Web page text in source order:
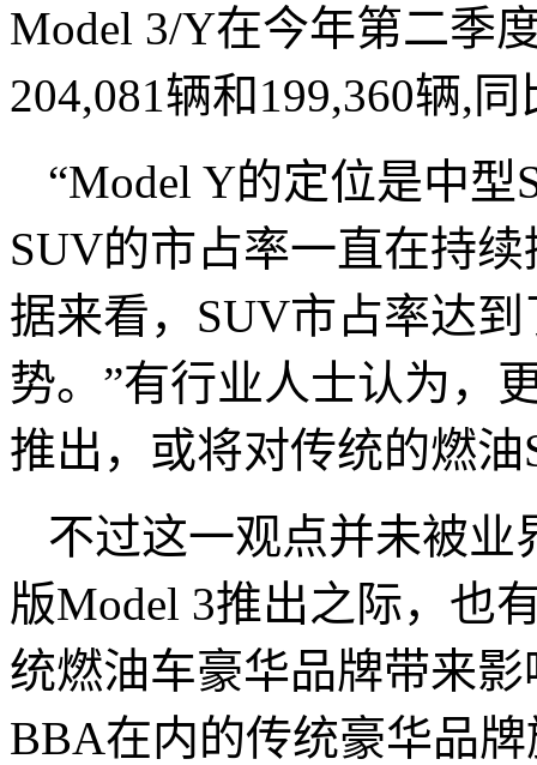
Model 3/Y在今年第二季
204,081辆和199,360辆,
“Model Y的定位是中
SUV的市占率一直在持
据来看，SUV市占率达
势。”有行业人士认为，
推出，或将对传统的燃
不过这一观点并未被
版Model 3推出之际，也
统燃油车豪华品牌带来
BBA在内的传统豪华品